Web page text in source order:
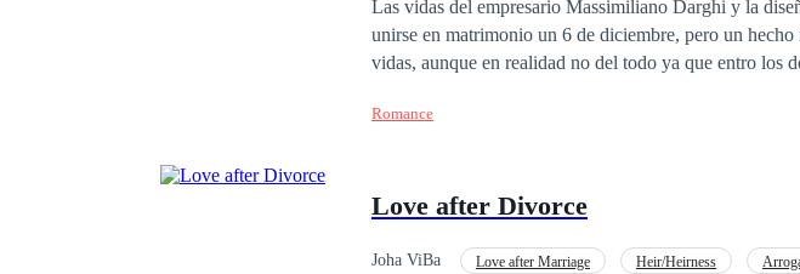
Las vidas del empresario Massimiliano Darghi y la
unirse en matrimonio un 6 de diciembre, pero un
vidas, aunque en realidad no del todo ya que entro los dos
amor ya no queda nada?
Romance
Love after Divorce
Joha ViBa Love after Marriage Heir/Heirness